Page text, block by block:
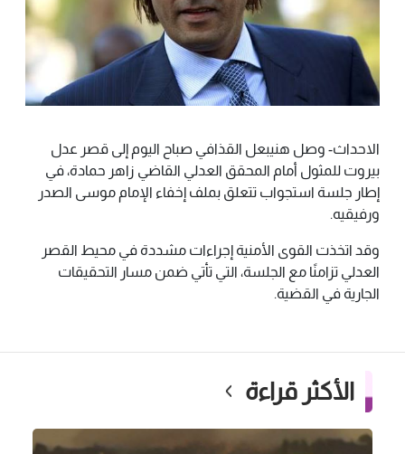
الاحداث- وصل هنيبعل القذافي صباح اليوم إلى قصر عدل
بيروت للمثول أمام المحقق العدلي القاضي زاهر حمادة، في
إطار جلسة استجواب تتعلق بملف إخفاء الإمام موسى الصدر
ورفيقيه.
وقد اتخذت القوى الأمنية إجراءات مشددة في محيط القصر
العدلي تزامنًا مع الجلسة، التي تأتي ضمن مسار التحقيقات
الجارية في القضية.
الأكثر قراءة